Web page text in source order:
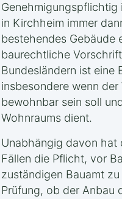
Genehmigungspflichtig
in Kirchheim immer
bestehendes Gebäude
baurechtliche
Bundesländern ist eine
insbesondere wenn
bewohnbar sein soll
Wohnraums dient.
Unabhängig davon hat
Fällen die Pflicht, vor
zuständigen Bauamt
Prüfung, ob der Anbau